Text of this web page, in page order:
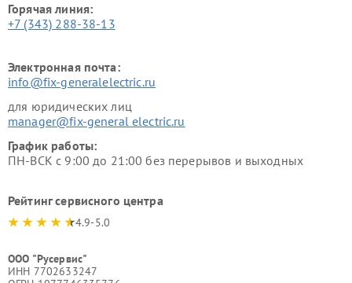
Горячая линия:
+7 (343) 288-38-13
Электронная почта:
info@fix-generalelectric.ru
для юридических лиц
manager@fix-general electric.ru
График работы:
ПН-ВСК с 9:00 до 21:00 без перерывов и выходных
Рейтинг сервисного центра
4.9-5.0
ООО "Русервис"
ИНН 7702633247